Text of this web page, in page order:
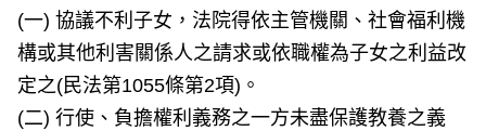
(一) 協議不利子女，法院得依主管機關、社會福利機
構或其他利害關係人之請求或依職權為子女之利益改
定之(民法第1055條第2項)。
(二) 行使、負擔權利義務之一方未盡保護教養之義